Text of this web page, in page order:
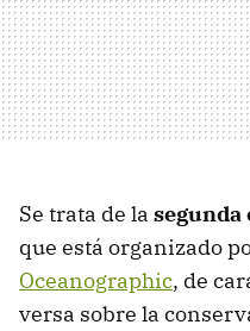
Se trata de la segunda
que está organizado
Oceanographic, de
versa sobre la